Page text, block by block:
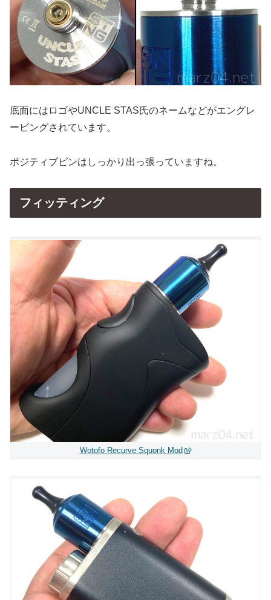
底面にはロゴやUNCLE STAS氏のネームなどがエングレ
ービングされています。
ポジティブピンはしっかり出っ張っていますね。
フィッティング
Wotofo Recurve Squonk Mod